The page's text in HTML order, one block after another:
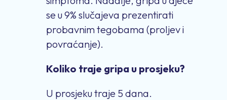
seu 9% slučajeva prezentirati
probavnim tegobama (proljev i
povraćanje).
Koliko traje gripa u prosjeku?
U prosjeku traje5 dana.